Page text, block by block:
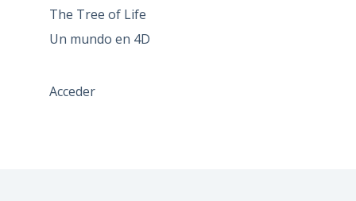
The Tree of Life
Un mundo en 4D
Acceder